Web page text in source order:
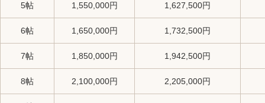
5帖 1,550,000円 1,627,500円
6帖 1,650,000円 1,732,500円
7帖 1,850,000円 1,942,500円
8帖 2,100,000円 2,205,000円